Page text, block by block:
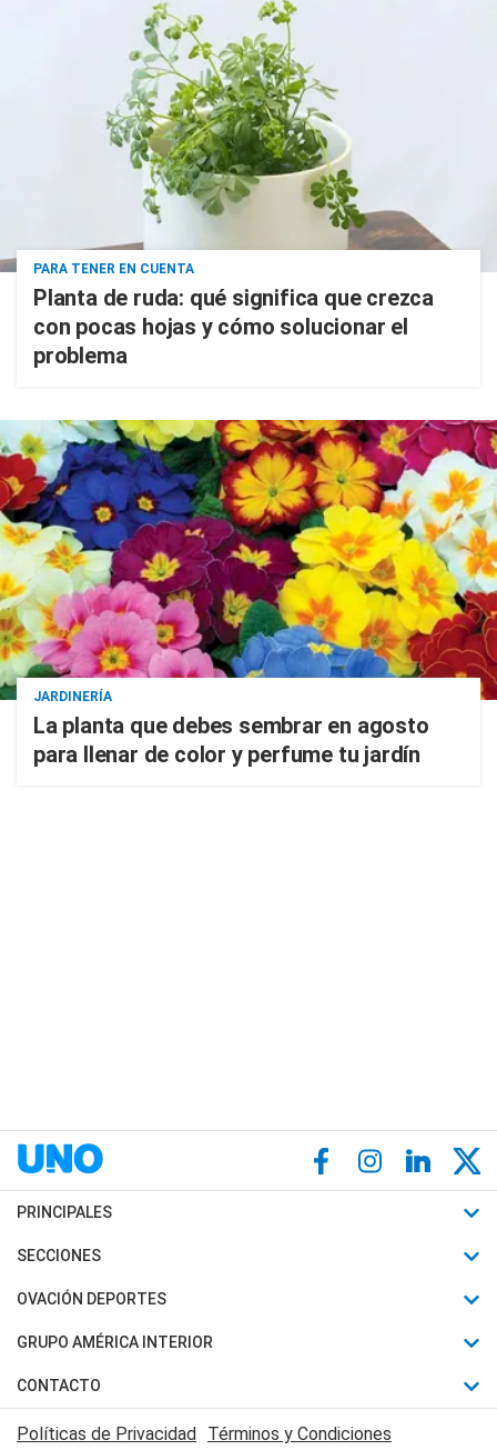
PARA TENER EN CUENTA
Planta de ruda: qué significa que crezca
con pocas hojas y cómo solucionar el
problema
JARDINERÍA
La planta que debes sembrar en agosto
para llenar de color y perfume tu jardín
PRINCIPALES
Últimas Noticias
Política
Judiciales
Economia
SECCIONES
Horóscopo
Motores
Trucos caseros
Series y Películas
OVACIÓN DEPORTES
Fútbol
Mundial
Automovilismo
GRUPO AMÉRICA INTERIOR
Canal 7 en Vivo
CONTACTO
Acerca de Nosotros
Políticas de Privacidad Términos y Condiciones